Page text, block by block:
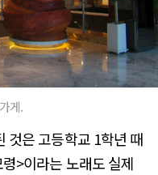
게.
것은 고등학교 1학년 때
>이라는 노래도 실제